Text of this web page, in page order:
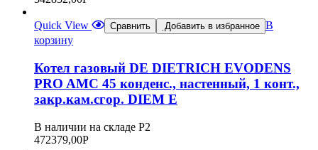
Quick View Сравнить Добавить в избранное В
корзину
Котел газовый DE DIETRICH EVODENS
PRO AMC 45 конденс., настенный, 1 конт.,
закр.кам.сгор. DIEM E
В наличии на складе Р2
472379,00Р